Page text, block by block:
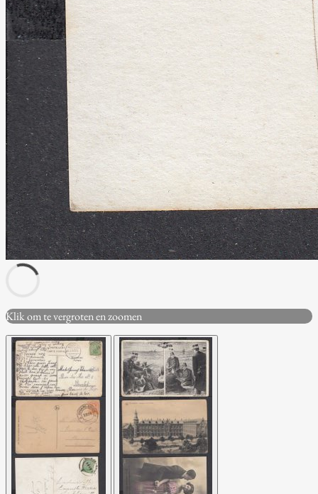
Klik om te vergroten en zoomen